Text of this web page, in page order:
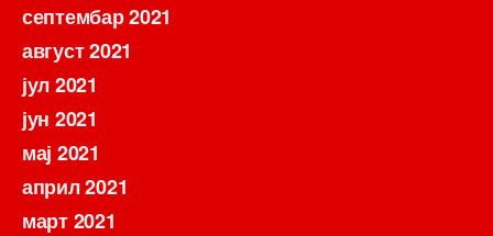
септембар 2021
август 2021
јул 2021
јун 2021
мај 2021
април 2021
март 2021